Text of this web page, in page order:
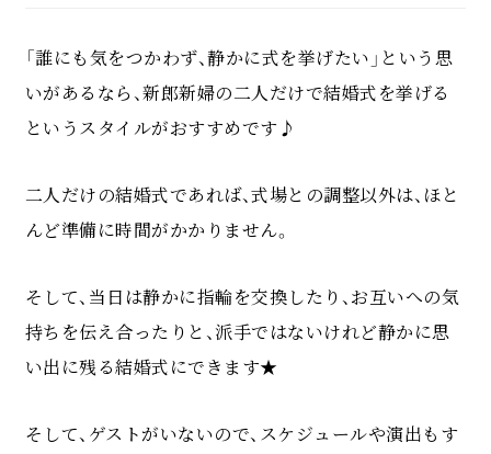
「誰にも気をつかわず、静かに式を挙げたい」という思
いがあるなら、新郎新婦の二人だけで結婚式を挙げる
というスタイルがおすすめです♪
二人だけの結婚式であれば、式場との調整以外は、ほと
んど準備に時間がかかりません。
そして、当日は静かに指輪を交換したり、お互いへの気
持ちを伝え合ったりと、派手ではないけれど静かに思
い出に残る結婚式にできます★
そして、ゲストがいないので、スケジュールや演出もす